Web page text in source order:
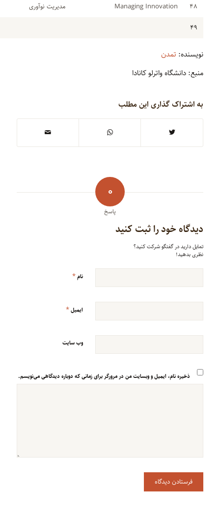
۴۸ Managing Innovation مدیریت نوآوری
۴۹
نویسنده: تمدن
منبع: دانشگاه واترلو کانادا
به اشتراک گذاری این مطلب
0
پاسخ
دیدگاه خود را ثبت کنید
تمایل دارید در گفتگو شرکت کنید؟
نظری بدهید!
نام*
ایمیل*
وب‌ سایت
ذخیره نام، ایمیل و وبسایت من در مرورگر برای زمانی که دوباره دیدگاهی می‌نویسم.